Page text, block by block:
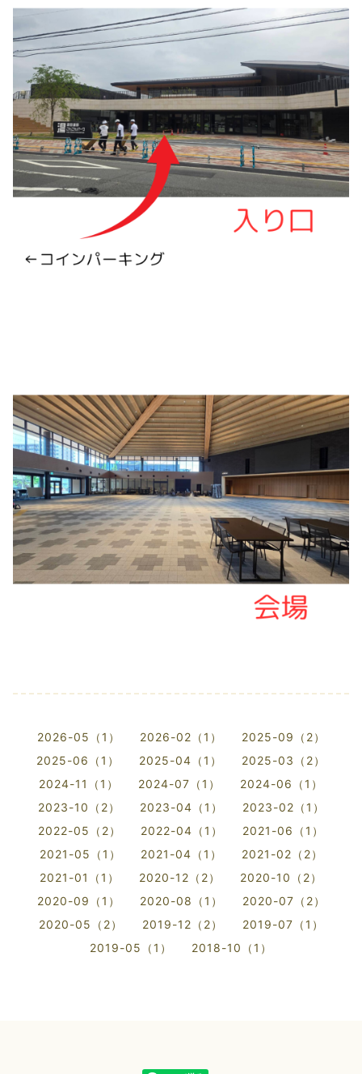
2026-05（1） 2026-02（1）
2025-09（2）
2025-06（1）
2025-04（1）
2025-03（2）
2024-11（1）
2024-07（1）
2024-06（1）
2023-10（2）
2023-04（1）
2023-02（1）
2022-05（2）
2022-04（1）
2021-06（1）
2021-05（1）
2021-04（1）
2021-02（2）
2021-01（1）
2020-12（2）
2020-10（2）
2020-09（1）
2020-08（1）
2020-07（2）
2020-05（2）
2019-12（2）
2019-07（1）
2019-05（1）
2018-10（1）